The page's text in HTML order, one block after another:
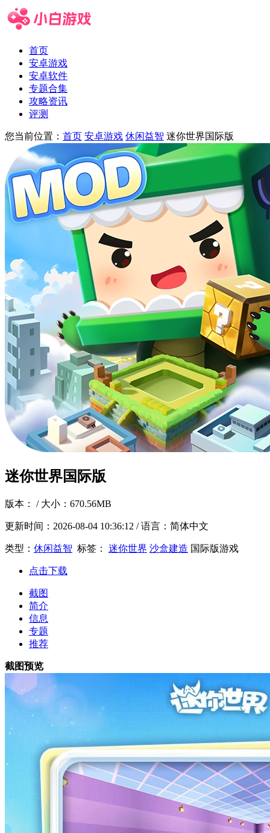
首页
安卓游戏
安卓软件
专题合集
攻略资讯
评测
您当前位置： 首页 安卓游戏 休闲益智 迷你世界国际版
迷你世界国际版
版本： / 大小：670.56MB
更新时间： 2026-08-04 10:36:12 / 语言：简体中文
类型： 休闲益智 标签： 迷你世界 沙盒建造 国际版游戏
点击下载
截图
简介
信息
专题
推荐
截图预览